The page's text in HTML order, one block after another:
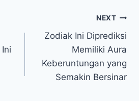
NEXT
Zodiak Ini Diprediksi
Memiliki Aura
Keberuntungan yang
Semakin Bersinar